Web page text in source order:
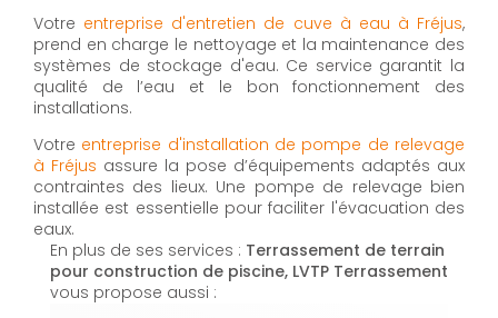
Votre entreprise d'entretien de cuve à eau à Fréjus,
prend en charge le nettoyage et la maintenance des
systèmes de stockage d'eau. Ce service garantit la
qualité de l’eau et le bon fonctionnement des
installations.
Votre entreprise d'installation de pompe de relevage
à Fréjus assure la pose d’équipements adaptés aux
contraintes des lieux. Une pompe de relevage bien
installée est essentielle pour faciliter l'évacuation des
eaux.
En plus de ses services : Terrassement de terrain
pour construction de piscine, LVTP Terrassement
vous propose aussi :